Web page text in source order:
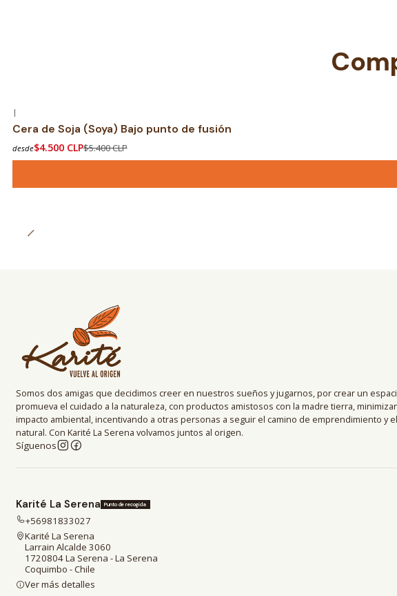
|
Cera de Soja (Soya) Bajo punto de fusión
desde$4.500 CLP$5.400 CLP
Somos dos amigas que decidimos creer en nuestros sueños y jugarnos, por crear un
promueva el cuidado a la naturaleza, con productos amistosos con la madre tierra,
impacto ambiental, incentivando a otras personas a seguir el camino de emprendimiento y
natural. Con Karité La Serena volvamos juntos al origen.
Síguenos
Karité La Serena Punto de recogida
+56981833027
Karité La Serena
Larrain Alcalde 3060
1720804 La Serena - La Serena
Coquimbo - Chile
Ver más detalles